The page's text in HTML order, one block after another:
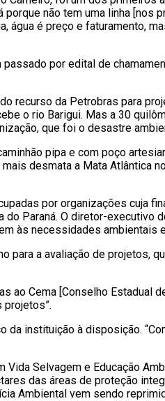
não tem uma linha [nos
é preço e faturamento,
por edital de
recurso da Petrobras para
o rio Barigui. Mas a 30
que foi o desastre
pipa e com poço
desmata a Mata Atlântica
por organizações cuja
Paraná. O diretor-executivo
às necessidades ambientais
para a avaliação de projetos,
ao Cema [Conselho Estadual
da instituição à disposição.
Selvagem e Educação
das áreas de proteção
Ambiental vem sendo